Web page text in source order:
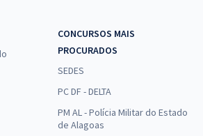
CONCURSOS MAIS
PROCURADOS
SEDES
PC DF - DELTA
PM AL - Polícia Militar do Estado
de Alagoas